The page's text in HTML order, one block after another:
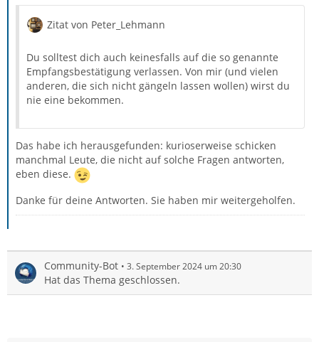
Zitat von Peter_Lehmann
Du solltest dich auch keinesfalls auf die so genannte
Empfangsbestätigung verlassen. Von mir (und vielen
anderen, die sich nicht gängeln lassen wollen) wirst du
nie eine bekommen.
Das habe ich herausgefunden: kurioserweise schicken
manchmal Leute, die nicht auf solche Fragen antworten,
eben diese.
Danke für deine Antworten. Sie haben mir weitergeholfen.
Community-Bot 3. September 2024 um 20:30
Hat das Thema geschlossen.